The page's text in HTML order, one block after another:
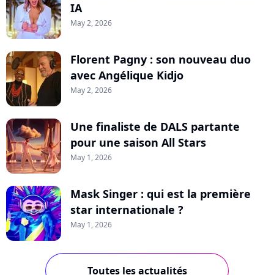
IA
May 2, 2026
Florent Pagny : son nouveau duo
avec Angélique Kidjo
May 2, 2026
Une finaliste de DALS partante
pour une saison All Stars
May 1, 2026
Mask Singer : qui est la première
star internationale ?
May 1, 2026
Toutes les actualités